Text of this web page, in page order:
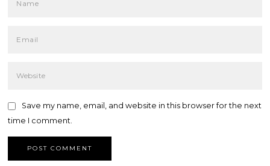
Save my name, email, and website in this browser for the next
time I comment.